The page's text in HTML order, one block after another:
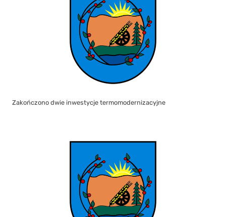
Zakończono dwie inwestycje termomodernizacyjne